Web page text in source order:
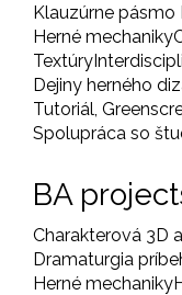
Klauzúrne pásmo
Herné mechaniky
Textúry
Dejiny herného
Tutoriál,
Spolupráca so
BA
Charakterová 3D
Dramaturgia
Herné mechaniky